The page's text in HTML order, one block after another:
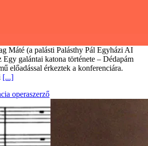
Máté (a palásti Palásthy Pál Egyházi AI
galántai katona története – Dédapám
előadással érkeztek a konferenciára.
[...]
operaszerző